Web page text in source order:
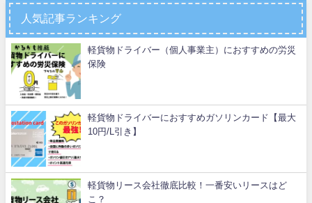
人気記事ランキング
軽貨物ドライバー（個人事業主）におすすめの労災
保険
軽貨物ドライバーにおすすめガソリンカード【最大
10円/L引き】
軽貨物リース会社徹底比較！一番安いリースはど
こ？